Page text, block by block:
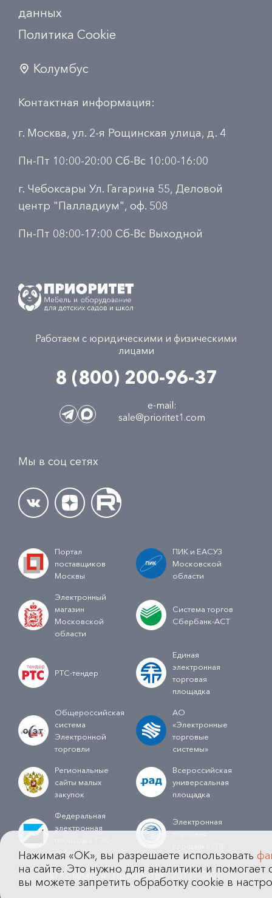
данных
Политика Сookie
Колумбус
Контактная информация:
г. Москва, ул. 2-я Рощинская улица, д. 4
Пн-Пт 10:00-20:00 Сб-Вс 10:00-16:00
г. Чебоксары Ул. Гагарина 55, Деловой
центр "Палладиум", оф. 508
Пн-Пт 08:00-17:00 Сб-Вс Выходной
Работаем с юридическими и физическими
лицами
8 (800) 200-96-37
e-mail:
sale@prioritet1.com
Мы в соц сетях
Портал
поставщиков
Москвы
ПИК и ЕАСУЗ
Московской
области
Электронный
магазин
Московской
области
Система торгов
Сбербанк-АСТ
РТС-тендер
Единая
электронная
торговая
площадка
Общероссийская
система
Электронной
торговли
АО
«Электронные
торговые
системы»
Региональные
сайты малых
закупок
Всероссийская
универсальная
площадка
Федеральная
электронная
Торг
Электронная
торговая
© Компания "Приоритет" 2013 - 2026
Нажимая «OK», вы разрешаете использовать
на сайте. Это нужно для аналитики и помогает
вы можете запретить обработку cookie в